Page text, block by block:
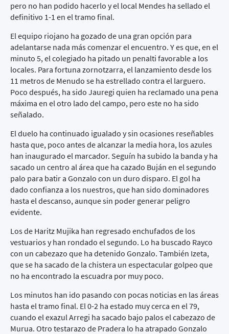
pero no han podido hacerlo y el local Mendes ha sellado el
definitivo 1-1 en el tramo final.
El equipo riojano ha gozado de una gran opción para
adelantarse nada más comenzar el encuentro. Y es que, en el
minuto 5, el colegiado ha pitado un penalti favorable a los
locales. Para fortuna zornotzarra, el lanzamiento desde los
11 metros de Menudo se ha estrellado contra el larguero.
Poco después, ha sido Jauregi quien ha reclamado una pena
máxima en el otro lado del campo, pero este no ha sido
señalado.
El duelo ha continuado igualado y sin ocasiones reseñables
hasta que, poco antes de alcanzar la media hora, los azules
han inaugurado el marcador. Seguín ha subido la banda y ha
sacado un centro al área que ha cazado Buján en el segundo
palo para batir a Gonzalo con un duro disparo. El gol ha
dado confianza a los nuestros, que han sido dominadores
hasta el descanso, aunque sin poder generar peligro
evidente.
Los de Haritz Mujika han regresado enchufados de los
vestuarios y han rondado el segundo. Lo ha buscado Rayco
con un cabezazo que ha detenido Gonzalo. También Izeta,
que se ha sacado de la chistera un espectacular golpeo que
no ha encontrado la escuadra por muy poco.
Los minutos han ido pasando con pocas noticias en las áreas
hasta el tramo final. El 0-2 ha estado muy cerca en el 79,
cuando el exazul Arregi ha sacado bajo palos el cabezazo de
Murua. Otro testarazo de Pradera lo ha atrapado Gonzalo